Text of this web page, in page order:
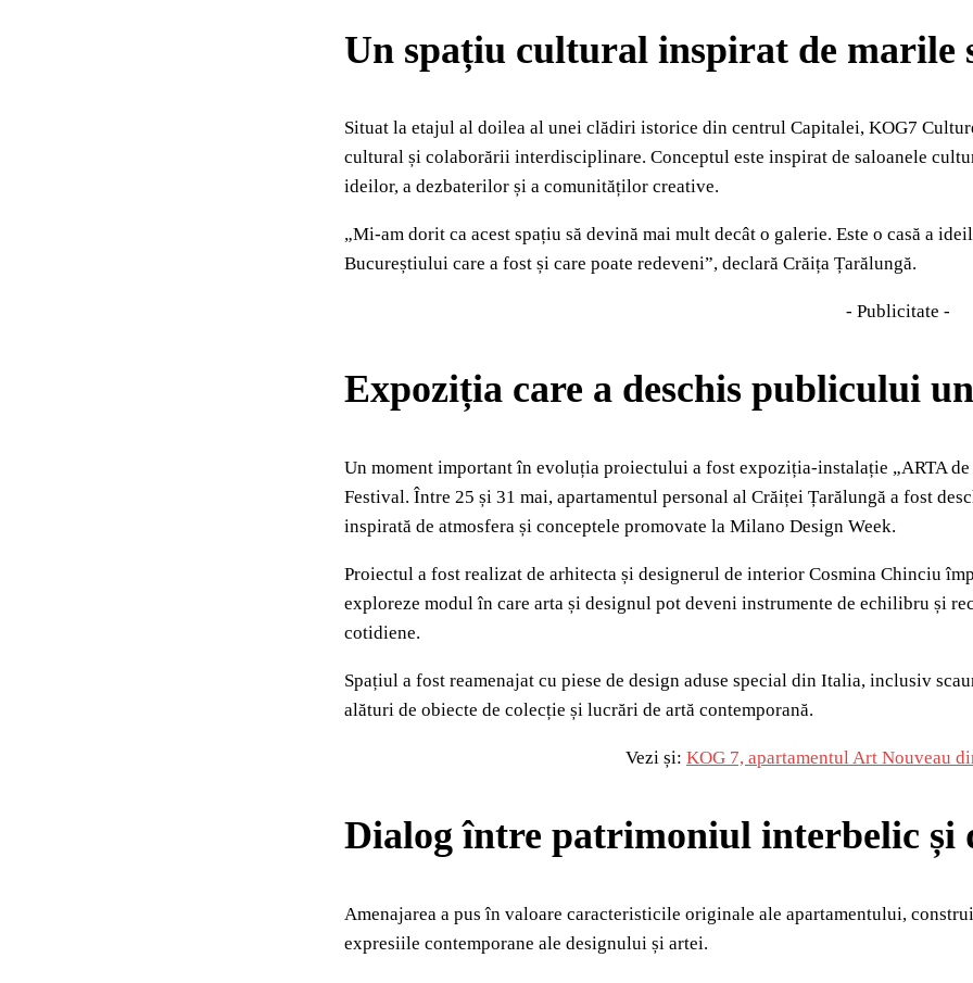
Un spațiu cultural inspirat de marile
Situat la etajul al doilea al unei clădiri istorice din centrul Capitalei, KOG7
cultural și colaborării interdisciplinare. Conceptul este inspirat de saloanele
ideilor, a dezbaterilor și a comunităților creative.
„Mi-am dorit ca acest spațiu să devină mai mult decât o galerie. Este o casă a
Bucureștiului care a fost și care poate redeveni”, declară Crăița Țarălungă.
- Publicitate -
Expoziția care a deschis publicului
Un moment important în evoluția proiectului a fost expoziția-instalație „ARTA
Festival. Între 25 și 31 mai, apartamentul personal al Crăiței Țarălungă a fost
inspirată de atmosfera și conceptele promovate la Milano Design Week.
Proiectul a fost realizat de arhitecta și designerul de interior Cosmina Chinciu
exploreze modul în care arta și designul pot deveni instrumente de echilibru și
cotidiene.
Spațiul a fost reamenajat cu piese de design aduse special din Italia, inclusiv
alături de obiecte de colecție și lucrări de artă contemporană.
Vezi și: KOG 7, apartamentul Art Nouveau
Dialog între patrimoniul interbelic și
Amenajarea a pus în valoare caracteristicile originale ale apartamentului,
expresiile contemporane ale designului și artei.